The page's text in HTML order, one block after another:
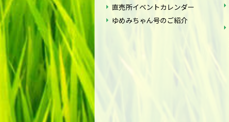
直売所イベントカレンダー
ゆめみちゃん号のご紹介